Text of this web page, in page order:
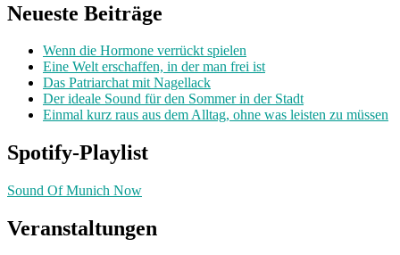
Neueste Beiträge
Wenn die Hormone verrückt spielen
Eine Welt erschaffen, in der man frei ist
Das Patriarchat mit Nagellack
Der ideale Sound für den Sommer in der Stadt
Einmal kurz raus aus dem Alltag, ohne was leisten zu müssen
Spotify-Playlist
Sound Of Munich Now
Veranstaltungen